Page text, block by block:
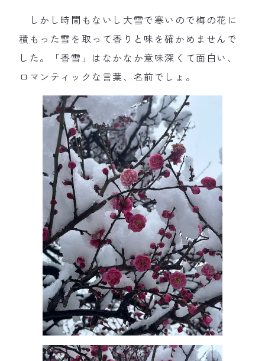
しかし時間もないし大雪で寒いので梅の花に
積もった雪を取って香りと味を確かめませんで
した。「香雪」はなかなか意味深くて面白い、
ロマンティックな言葉、名前でしょ。